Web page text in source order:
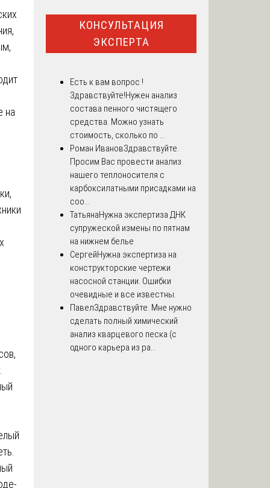
на
КОНСУЛЬТАЦИЯ
ЭКСПЕРТА
Есть к вам вопрос !
Здравствуйте!Нужен анализ
состава пенного чистящего
средства. Можно узнать
стоимость, сколько по ...
Роман ИвановЗдравствуйте.
Просим Вас провести анализ
нашего теплоносителя с
карбоксилатными присадками на
соо...
ТатьянаНужна экспертиза ДНК
супружеской измены по пятнам
на нижнем белье
СергейНужна экспертиза на
конструкторские чертежи
насосной станции. Ошибки
очевидные и все известны.
ПавелЗдравствуйте. Мне нужно
сделать полный химический
анализ кварцевого песка (с
одного карьера из ра...